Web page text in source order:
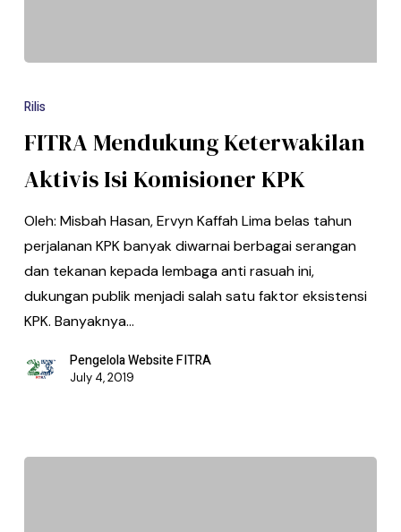
Rilis
FITRA Mendukung Keterwakilan
Aktivis Isi Komisioner KPK
Oleh: Misbah Hasan, Ervyn Kaffah Lima belas tahun
perjalanan KPK banyak diwarnai berbagai serangan
dan tekanan kepada lembaga anti rasuah ini,
dukungan publik menjadi salah satu faktor eksistensi
KPK. Banyaknya…
Pengelola Website FITRA
July 4, 2019